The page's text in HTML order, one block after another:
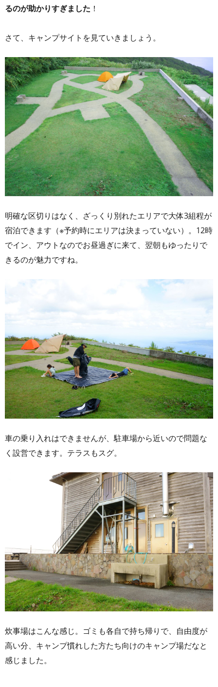
るのが助かりすぎました ！
さて、キャンプサイトを見ていきましょう。
明確な区切りはなく、ざっくり別れたエリアで大体3組程が
宿泊できます（※予約時にエリアは決まっていない）。12時
でイン、アウトなのでお昼過ぎに来て、翌朝もゆったりで
きるのが魅力ですね。
車の乗り入れはできませんが、駐車場から近いので問題な
く設営できます。テラスもスグ。
炊事場はこんな感じ。ゴミも各自で持ち帰りで、自由度が
高い分、キャンプ慣れした方たち向けのキャンプ場だなと
感じました。